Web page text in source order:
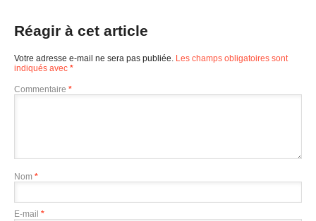
Réagir à cet article
Votre adresse e-mail ne sera pas publiée. Les champs obligatoires sont
indiqués avec *
Commentaire *
Nom *
E-mail *